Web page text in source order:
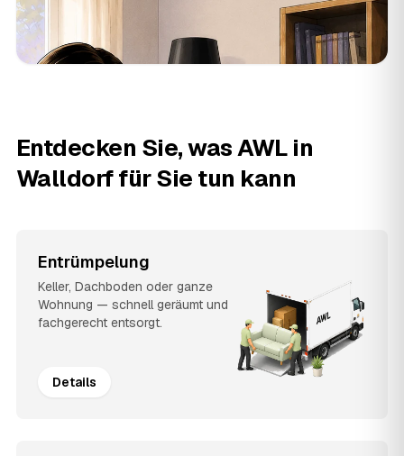
Entdecken Sie, was AWL in
Walldorf für Sie tun kann
Entrümpelung
Keller, Dachboden oder ganze
Wohnung — schnell geräumt und
fachgerecht entsorgt.
Details